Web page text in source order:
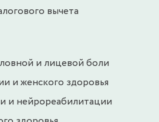
вычета
и лицевой боли
и женского здоровья
и нейрореабилитации